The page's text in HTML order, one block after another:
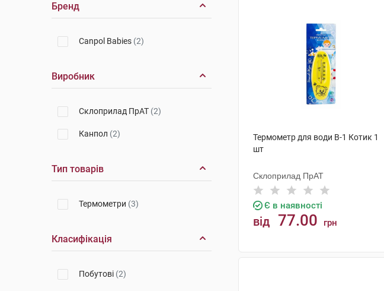
Бренд
Canpol Babies (2)
Виробник
Склоприлад ПрАТ (2)
Канпол (2)
Тип товарів
Термометри (3)
Класифікація
Побутові (2)
Термометр для води В-1 Котик 1
шт
Склоприлад ПрАТ
Є в наявності
від 77.00 грн